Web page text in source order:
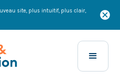
site, plus intuitif, plus clair,